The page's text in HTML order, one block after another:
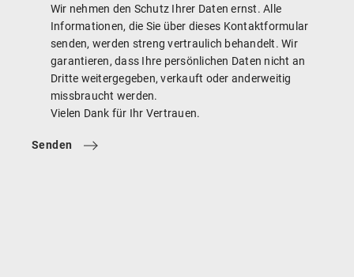
Wir nehmen den Schutz Ihrer Daten ernst. Alle
Informationen, die Sie über dieses Kontaktformular
senden, werden streng vertraulich behandelt. Wir
garantieren, dass Ihre persönlichen Daten nicht an
Dritte weitergegeben, verkauft oder anderweitig
missbraucht werden.
Vielen Dank für Ihr Vertrauen.
Senden